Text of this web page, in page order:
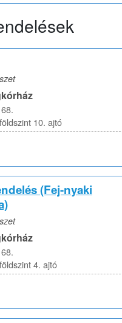
10. ajtó
(Fej-nyaki
4. ajtó